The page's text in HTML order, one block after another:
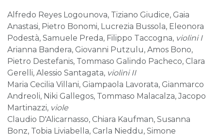
Alfredo Reyes Logounova, Tiziano Giudice, Gaia
Anastasi, Pietro Bonomi, Lucrezia Bussola, Eleonora
Podestà, Samuele Preda, Filippo Taccogna, violini I
Arianna Bandera, Giovanni Putzulu, Amos Bono,
Pietro Destefanis, Tommaso Galindo Pacheco, Clara
Gerelli, Alessio Santagata, violini II
Maria Cecilia Villani, Giampaola Lavorata, Gianmarco
Andreoli, Niki Gallegos, Tommaso Malacalza, Jacopo
Martinazzi, viole
Claudio D'Alicarnasso, Chiara Kaufman, Susanna
Bonz, Tobia Liviabella, Carla Nieddu, Simone